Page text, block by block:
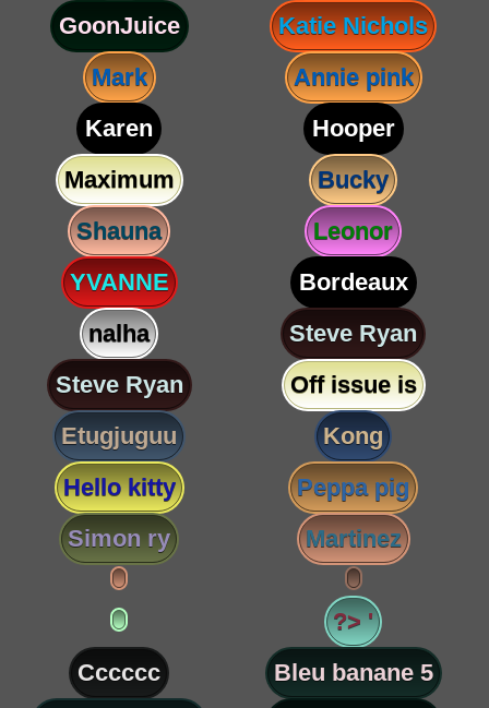
GoonJuice
Katie Nichols
Mark
Annie pink
Karen
Hooper
Maximum
Bucky
Shauna
Leonor
YVANNE
Bordeaux
nalha
Steve Ryan
Steve Ryan
Off issue is
Etugjuguu
Kong
Hello kitty
Peppa pig
Simon ry
Martinez
?> '
Cccccc
Bleu banane 5